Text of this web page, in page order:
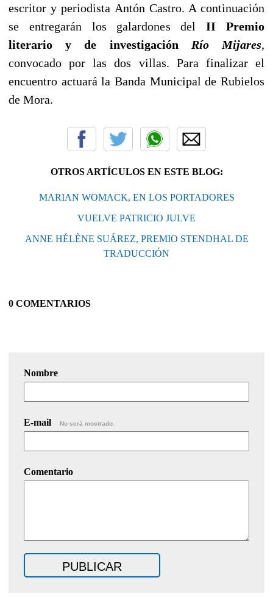
escritor y periodista Antón Castro. A continuación
se entregarán los galardones delII Premio
literario y de investigación Río Mijares,
convocado por las dos villas. Para finalizar el
encuentro actuará la Banda Municipal de Rubielos
de Mora.
OTROS ARTÍCULOS EN ESTE BLOG:
MARIAN WOMACK, EN LOS PORTADORES
VUELVE PATRICIO JULVE
ANNE HÉLÈNE SUÁREZ, PREMIO STENDHAL DE
TRADUCCIÓN
0 COMENTARIOS
Nombre
E-mail No será mostrado.
Comentario